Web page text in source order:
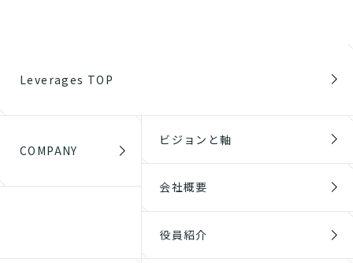
Leverages TOP
COMPANY
ビジョンと軸
会社概要
役員紹介